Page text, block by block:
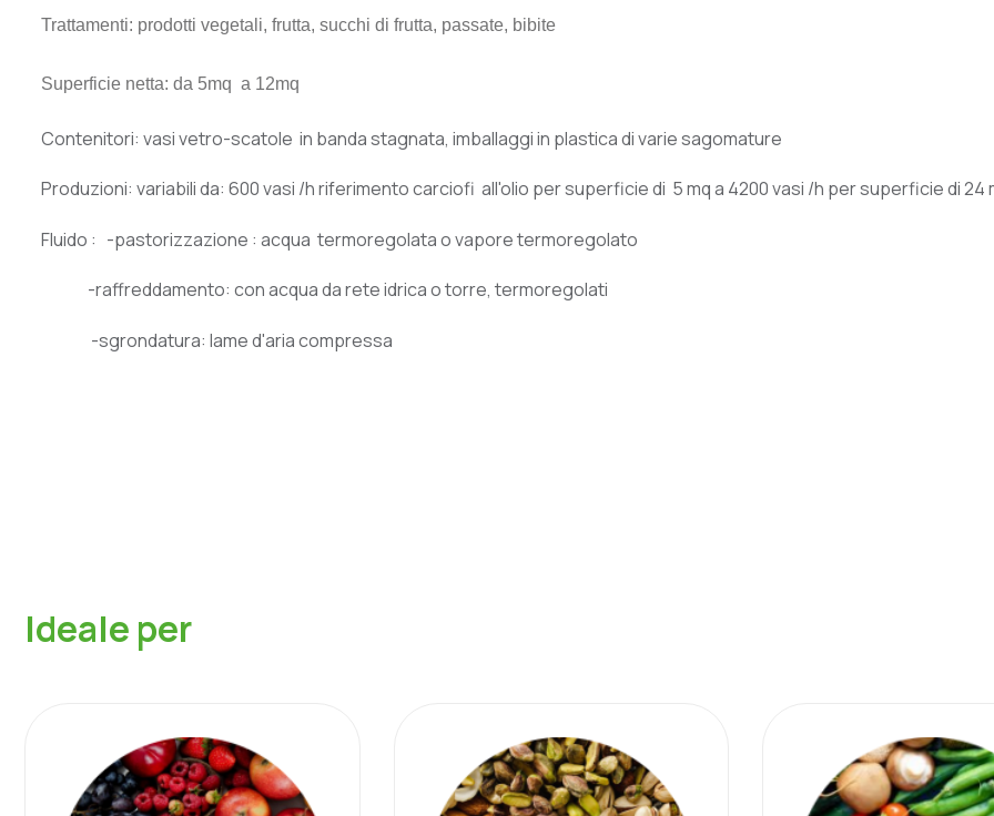
Trattamenti: prodotti vegetali, frutta, succhi di frutta, passate, bibite
Superficie netta: da 5mq a 12mq
Contenitori: vasi vetro-scatole in banda stagnata, imballaggi in plastica di varie sagomature
Produzioni: variabili da: 600 vasi /h riferimento carciofi all'olio per superficie di 5 mq a 4200 vasi /h per superficie di 24
Fluido : -pastorizzazione : acqua termoregolata o vapore termoregolato
-raffreddamento: con acqua da rete idrica o torre, termoregolati
-sgrondatura: lame d'aria compressa
Ideale per